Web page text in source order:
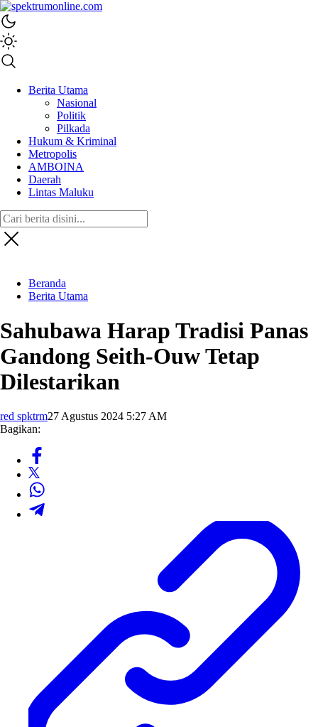
spektrumonline.com
Berita Utama
Nasional
Politik
Pilkada
Hukum & Kriminal
Metropolis
AMBOINA
Daerah
Lintas Maluku
Beranda
Berita Utama
Sahubawa Harap Tradisi Panas
Gandong Seith-Ouw Tetap
Dilestarikan
red spktrm27 Agustus 2024 5:27 AM
Bagikan: